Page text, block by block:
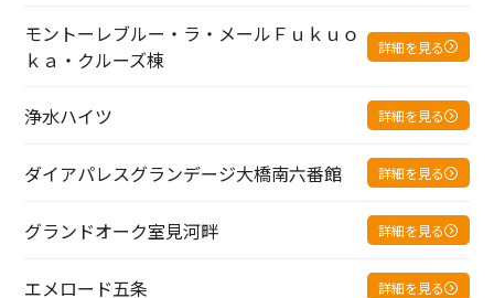
モントーレブルー・ラ・メールＦｕｋｕｏ
ｋａ・クルーズ棟
詳細を見る
浄水ハイツ 詳細を見る
ダイアパレスグランデージ大橋南六番館 詳細を見る
グランドオーク室見河畔 詳細を見る
エメロード五条 詳細を見る